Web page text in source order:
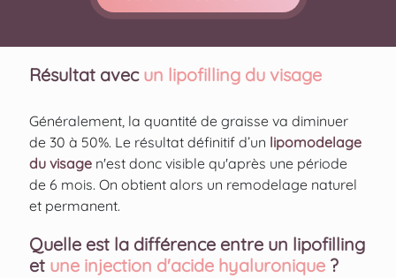
Résultat avec un lipofilling du visage
Généralement, la quantité de graisse va diminuer
de 30 à 50%. Le résultat définitif d’un lipomodelage
du visage n'est donc visible qu'après une période
de 6 mois. On obtient alors un remodelage naturel
et permanent.
Quelle est la différence entre un lipofilling
et une injection d'acide hyaluronique ?